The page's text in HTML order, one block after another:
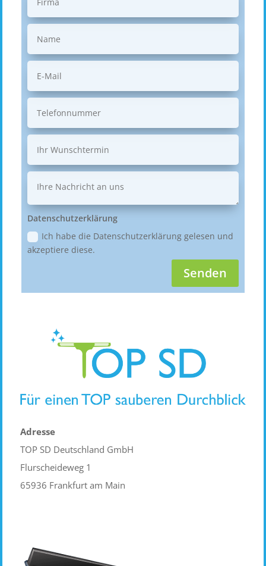
Datenschutzerklärung
Ich habe die Datenschutzerklärung gelesen und
akzeptiere diese.
Senden
Adresse
TOP SD Deutschland GmbH
Flurscheideweg 1
65936 Frankfurt am Main